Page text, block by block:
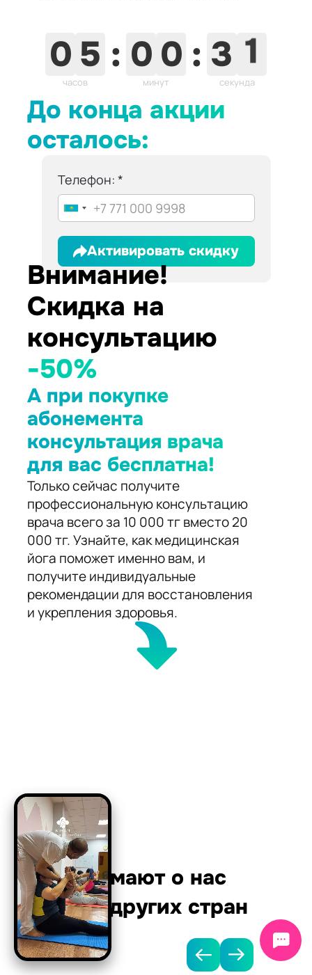
0 5 :
часов
0 0 :
минут
3 0
секунд
До конца акции
осталось:
Телефон:
Активировать скидку
Внимание!
Скидка на
консультацию
-50%
А при покупке
абонемента
консультация врача
для вас бесплатна!
Только сейчас получите
профессиональную консультацию
врача всего за 10 000 тг вместо 20
000 тг. Узнайте, как медицинская
йога поможет именно вам, и
получите индивидуальные
рекомендации для восстановления
и укрепления здоровья.
Что думают о нас
врачи других стран